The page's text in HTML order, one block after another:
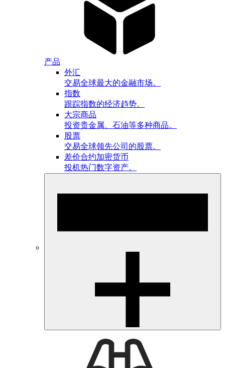
产品
外汇
交易全球最大的金融市场。
指数
跟踪指数的经济趋势。
大宗商品
投资贵金属、石油等多种商品。
股票
交易全球领先公司的股票。
差价合约加密货币
投机热门数字资产。